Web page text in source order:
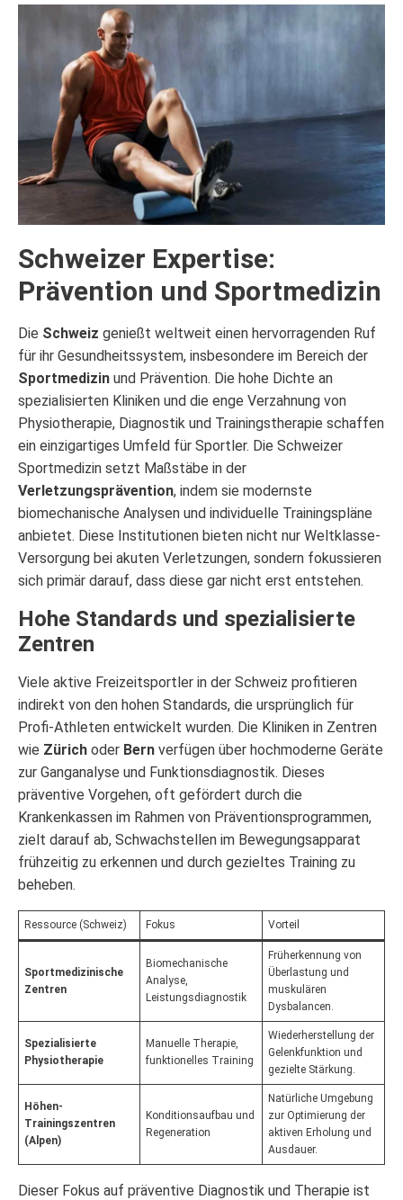
Schweizer Expertise:
Prävention und Sportmedizin
Die Schweiz genießt weltweit einen hervorragenden Ruf
für ihr Gesundheitssystem, insbesondere im Bereich der
Sportmedizin und Prävention. Die hohe Dichte an
spezialisierten Kliniken und die enge Verzahnung von
Physiotherapie, Diagnostik und Trainingstherapie schaffen
ein einzigartiges Umfeld für Sportler. Die Schweizer
Sportmedizin setzt Maßstäbe in der
Verletzungsprävention, indem sie modernste
biomechanische Analysen und individuelle Trainingspläne
anbietet. Diese Institutionen bieten nicht nur Weltklasse-
Versorgung bei akuten Verletzungen, sondern fokussieren
sich primär darauf, dass diese gar nicht erst entstehen.
Hohe Standards und spezialisierte
Zentren
Viele aktive Freizeitsportler in der Schweiz profitieren
indirekt von den hohen Standards, die ursprünglich für
Profi-Athleten entwickelt wurden. Die Kliniken in Zentren
wie Zürich oder Bern verfügen über hochmoderne Geräte
zur Ganganalyse und Funktionsdiagnostik. Dieses
präventive Vorgehen, oft gefördert durch die
Krankenkassen im Rahmen von Präventionsprogrammen,
zielt darauf ab, Schwachstellen im Bewegungsapparat
frühzeitig zu erkennen und durch gezieltes Training zu
beheben.
Ressource (Schweiz) Fokus Vorteil
Sportmedizinische
Zentren
Biomechanische
Analyse,
Leistungsdiagnostik
Früherkennung von
Überlastung und
muskulären
Dysbalancen.
Spezialisierte
Physiotherapie
Manuelle Therapie,
funktionelles Training
Wiederherstellung der
Gelenkfunktion und
gezielte Stärkung.
Höhen-
Trainingszentren
(Alpen)
Konditionsaufbau und
Regeneration
Natürliche Umgebung
zur Optimierung der
aktiven Erholung und
Ausdauer.
Dieser Fokus auf präventive Diagnostik und Therapie ist